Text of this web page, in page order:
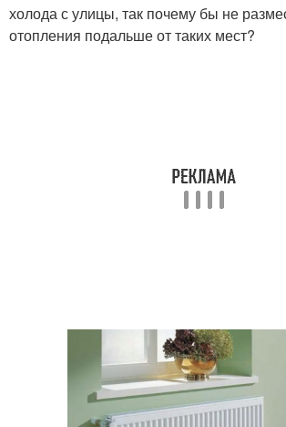
холода с улицы, так почему бы не
отопления подальше от таких мест?